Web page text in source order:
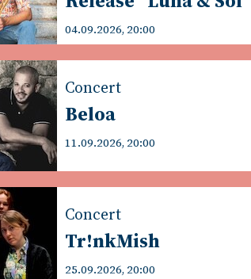
04.09.2026, 20:00
Concert
Beloa
11.09.2026, 20:00
Concert
Tr!nkMish
25.09.2026, 20:00